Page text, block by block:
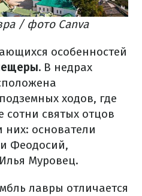
/ фото Canva
особенностей
В недрах
ходов, где
сотни святых отцов
них: основатели
Феодосий,
Муровец.
лавры отличается